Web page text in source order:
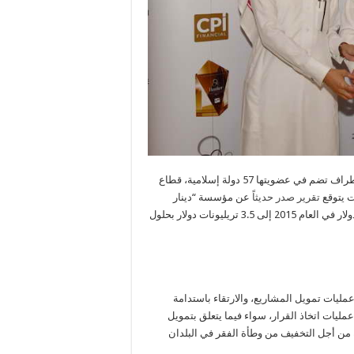
ويدعم البنك الإسلامي للتنمية، وهو مؤسسة تمويل إنمائي متعددة الأطراف تضم في عضويتها 57 دولة إسلامية، قطاع
يتوقع تقرير صدر حديثاً عن مؤسسة “دينار
ستاندرد” بأن تنمو الأصول المصرفية الإسلامية العالمية من تريليوني دولار في العام 2015 إلى 3.5 تريليونات دولار بحلول
تمويل المشاريع، والارتقاء باستدامة
اتخاذ القرار، سواء فيما يتعلق بتمويل
من أجل التخفيف من وطأة الفقر في البلدان